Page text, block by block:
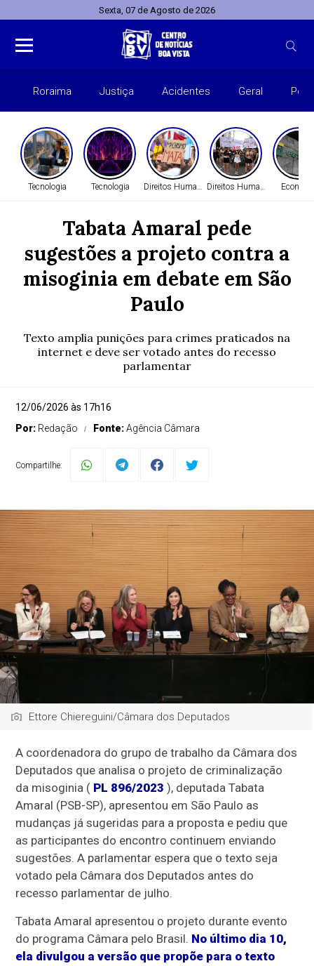
Sexta, 07 de Agosto de 2026
Roraima Justiça Acidentes Geral
Tecnologia Tecnologia Direitos HumanosDireitos Humanos
Tabata Amaral pede
sugestões a projeto contra a
misoginia em debate em São
Paulo
Texto amplia punições para crimes praticados na
internet e deve ser votado antes do recesso
parlamentar
12/06/2026 às 17h16
Por: Redação Fonte:Agência Câmara
Compartilhe:
Ettore Chiereguini/Câmara dos Deputados
A coordenadora do grupo de trabalho da Câmara dos
Deputados que analisa o projeto de criminalização
da misoginia ( PL 896/2023 ), deputada Tabata
Amaral (PSB-SP), apresentou em São Paulo as
mudanças já sugeridas para a proposta e pediu que
as participantes do encontro continuem enviando
sugestões. A parlamentar espera que o texto seja
votado pela Câmara dos Deputados antes do
recesso parlamentar de julho.
Tabata Amaral apresentou o projeto durante evento
do programa Câmara pelo Brasil. No último dia 10,
ela divulgou a versão que propõe para o texto